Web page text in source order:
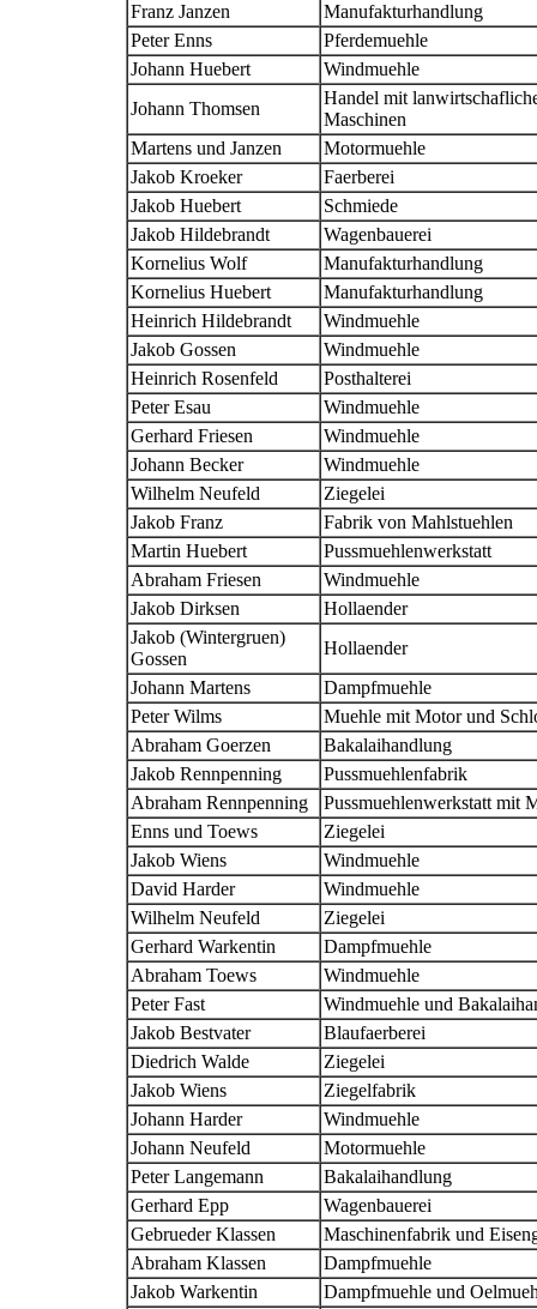
Franz Janzen
Manufakturhandlung
Peter Enns
Pferdemuehle
Johann Huebert
Windmuehle
Johann Thomsen
Handel mit
Maschinen
Martens und Janzen
Motormuehle
Jakob Kroeker
Faerberei
Jakob Huebert
Schmiede
Jakob Hildebrandt
Wagenbauerei
Kornelius Wolf
Manufakturhandlung
Kornelius Huebert
Manufakturhandlung
Heinrich Hildebrandt
Windmuehle
Jakob Gossen
Windmuehle
Heinrich Rosenfeld
Posthalterei
Peter Esau
Windmuehle
Gerhard Friesen
Windmuehle
Johann Becker
Windmuehle
Wilhelm Neufeld
Ziegelei
Jakob Franz
Fabrik von Mahlstuehlen
Martin Huebert
Pussmuehlenwerkstatt
Abraham Friesen
Windmuehle
Jakob Dirksen
Hollaender
Jakob (Wintergruen)
Gossen
Hollaender
Johann Martens
Dampfmuehle
Peter Wilms
Muehle mit Motor und
Abraham Goerzen
Bakalaihandlung
Jakob Rennpenning
Pussmuehlenfabrik
Abraham Rennpenning
Pussmuehlenwerkstatt mit
Enns und Toews
Ziegelei
Jakob Wiens
Windmuehle
David Harder
Windmuehle
Wilhelm Neufeld
Ziegelei
Gerhard Warkentin
Dampfmuehle
Abraham Toews
Windmuehle
Peter Fast
Windmuehle und
Jakob Bestvater
Blaufaerberei
Diedrich Walde
Ziegelei
Jakob Wiens
Ziegelfabrik
Johann Harder
Windmuehle
Johann Neufeld
Motormuehle
Peter Langemann
Bakalaihandlung
Gerhard Epp
Wagenbauerei
Gebrueder Klassen
Maschinenfabrik und
Abraham Klassen
Dampfmuehle
Jakob Warkentin
Dampfmuehle und